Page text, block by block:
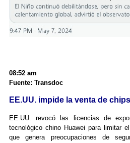
08:52 am
Fuente: Transdoc
EE.UU. impide la venta de
EE.UU. revocó las licencias de
tecnológico chino Huawei para limitar
que genera preocupaciones de